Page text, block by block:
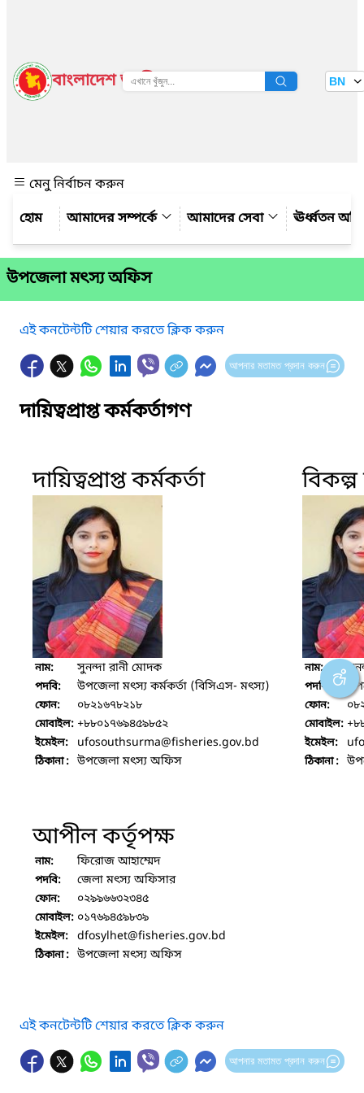
বাংলাদেশ জাতীয় তথ্য বাতায়ন BN
মেনু নির্বাচন করুন
আমাদের সম্পর্কে
আমাদের সেবা ঊর্ধ্বতন
উপজেলা মৎস্য অফিস
এই কনটেন্টটি শেয়ার করতে ক্লিক করুন
আপনার মতামত প্রদান করুন
দায়িত্বপ্রাপ্ত কর্মকর্তাগণ
দায়িত্বপ্রাপ্ত কর্মকর্তা
নাম: সুনন্দা রানী মোদক
পদবি: উপজেলা মৎস্য কর্মকর্তা (বিসিএস- মৎস্য)
ফোন: ০৮২১৬৭৮২১৮
মোবাইল: +৮৮০১৭৬৯৪৫৯৮৫২
ইমেইল: ufosouthsurma@fisheries.gov.bd
ঠিকানা : উপজেলা মৎস্য অফিস
বিকল্প
নাম:
পদবি:
ফোন:
মোবাইল:
ইমেইল:
ঠিকানা :
আপীল কর্তৃপক্ষ
নাম: ফিরোজ আহাম্মেদ
পদবি: জেলা মৎস্য অফিসার
ফোন: ০২৯৯৬৬৩২৩৪৫
মোবাইল: ০১৭৬৯৪৫৯৮৩৯
ইমেইল: dfosylhet@fisheries.gov.bd
ঠিকানা : উপজেলা মৎস্য অফিস
এই কনটেন্টটি শেয়ার করতে ক্লিক করুন
আপনার মতামত প্রদান করুন